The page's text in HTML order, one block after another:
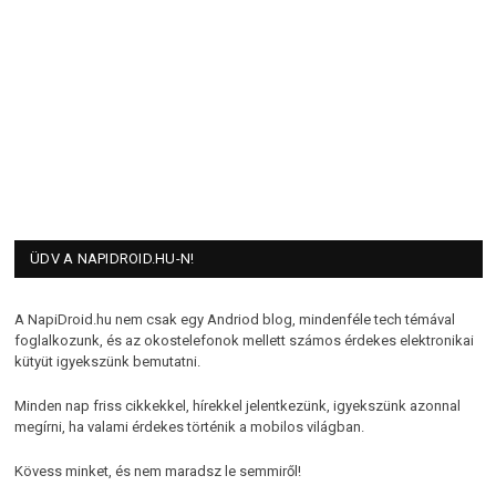
ÜDV A NAPIDROID.HU-N!
A NapiDroid.hu nem csak egy Andriod blog, mindenféle tech témával
foglalkozunk, és az okostelefonok mellett számos érdekes elektronikai
kütyüt igyekszünk bemutatni.
Minden nap friss cikkekkel, hírekkel jelentkezünk, igyekszünk azonnal
megírni, ha valami érdekes történik a mobilos világban.
Kövess minket, és nem maradsz le semmiről!